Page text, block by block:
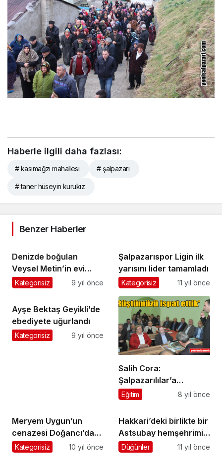
Haberle ilgili daha fazlası:
# kasımağzı mahallesi # şalpazarı
# taner hüseyin kurukız
Benzer Haberler
Denizde boğulan
Veysel Metin’in evi
taziyeye gelenlerle
Kategorisiz 9 yıl önce
Şalpazarıspor Ligin ilk
yarısını lider tamamladı
Kategorisiz 11 yıl önce
Ayşe Bektaş Geyikli’de
ebediyete uğurlandı
Kategorisiz 9 yıl önce
Salih Cora:
Şalpazarılılar’a
güveniyorum
Eğitim 8 yıl önce
Meryem Uygun’un
cenazesi Doğancı’da
gözyaşlarıyla toprağa
Kategorisiz 10 yıl önce
Hakkari’deki birlikte bir
Astsubay hemşehrimiz
yaralandı
Düğünler 11 yıl önce